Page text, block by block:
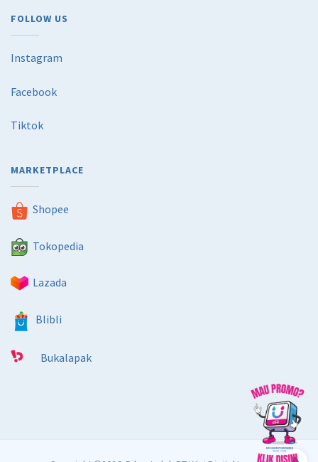
FOLLOW US
Instagram
Facebook
Tiktok
MARKETPLACE
Shopee
Tokopedia
Lazada
Blibli
Bukalapak